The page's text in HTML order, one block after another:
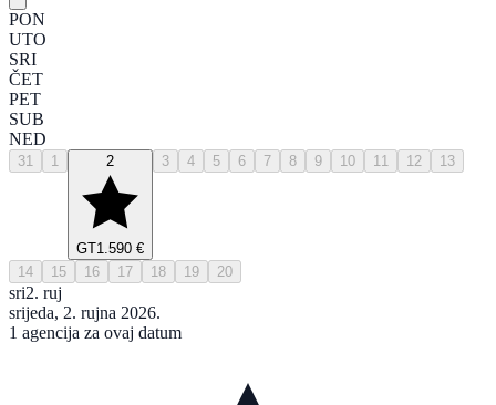
PON
UTO
SRI
ČET
PET
SUB
NED
31 1 2
GT1.590 €
3 4 5 6 7 8 9 10 11 12 13
14 15 16 17 18 19 20
sri2. ruj
srijeda, 2. rujna 2026.
1 agencija za ovaj datum